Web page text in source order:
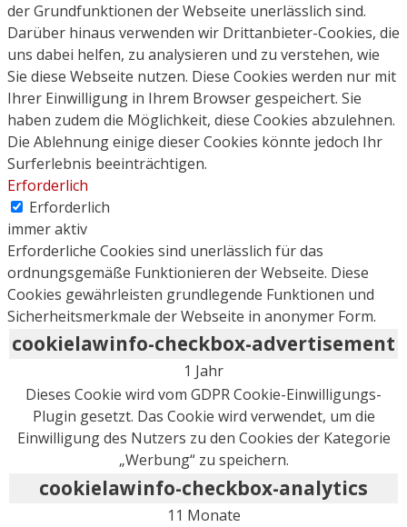
der Grundfunktionen der Webseite unerlässlich sind.
Darüber hinaus verwenden wir Drittanbieter-Cookies, die
uns dabei helfen, zu analysieren und zu verstehen, wie
Sie diese Webseite nutzen. Diese Cookies werden nur mit
Ihrer Einwilligung in Ihrem Browser gespeichert. Sie
haben zudem die Möglichkeit, diese Cookies abzulehnen.
Die Ablehnung einige dieser Cookies könnte jedoch Ihr
Surferlebnis beeinträchtigen.
Erforderlich
Erforderlich
immer aktiv
Erforderliche Cookies sind unerlässlich für das
ordnungsgemäße Funktionieren der Webseite. Diese
Cookies gewährleisten grundlegende Funktionen und
Sicherheitsmerkmale der Webseite in anonymer Form.
cookielawinfo-checkbox-advertisement
1 Jahr
Dieses Cookie wird vom GDPR Cookie-Einwilligungs-
Plugin gesetzt. Das Cookie wird verwendet, um die
Einwilligung des Nutzers zu den Cookies der Kategorie
„Werbung“ zu speichern.
cookielawinfo-checkbox-analytics
11 Monate